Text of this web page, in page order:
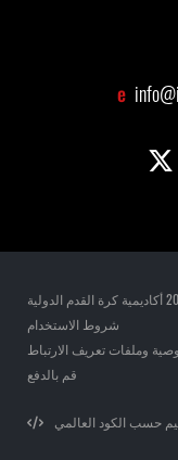
e
شروط الاستخدام
وملفات تعريف الارتباط
قم بالدفع
حسب الكود العالمي